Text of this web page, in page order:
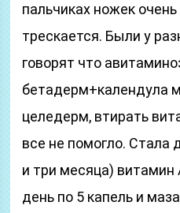
пальчиках ножек
трескается. Были у
говорят что
бетадерм+календула
целедерм, втирать
все не помогло. Стала
и три месяца) витамин
день по 5 капель и